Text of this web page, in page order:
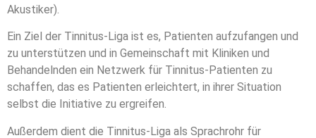
Akustiker).
Ein Ziel der Tinnitus-Liga ist es, Patienten aufzufangen und
zu unterstützen und in Gemeinschaft mit Kliniken und
Behandelnden ein Netzwerk für Tinnitus-Patienten zu
schaffen, das es Patienten erleichtert, in ihrer Situation
selbst die Initiative zu ergreifen.
Außerdem dient die Tinnitus-Liga als Sprachrohr für